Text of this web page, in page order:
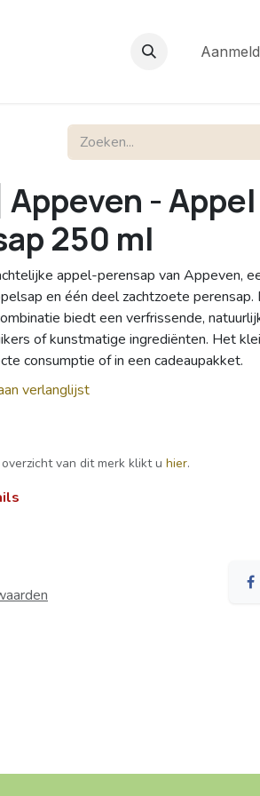
- Appel
250 ml
appel-perensap van Appeven,
en één deel zachtzoete
biedt een verfrissende,
of kunstmatige ingrediënten. Het
consumptie of in een cadeaupakket.
verlanglijst
van dit merk klikt u hier.